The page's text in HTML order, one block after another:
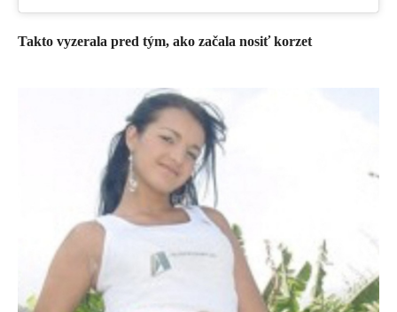
Takto vyzerala pred tým, ako začala nosiť korzet